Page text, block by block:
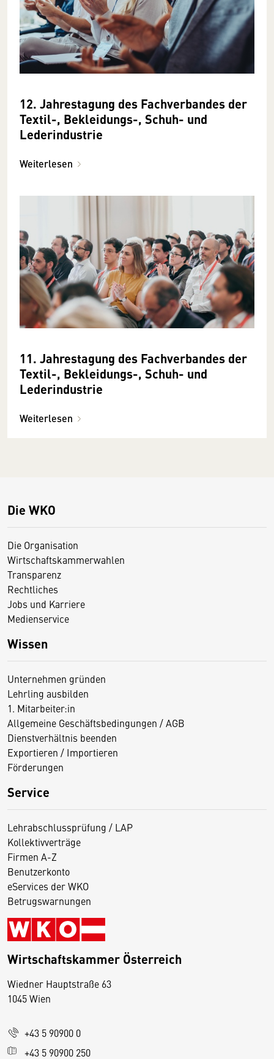
12. Jahrestagung des Fachverbandes der
Textil-, Bekleidungs-, Schuh- und
Lederindustrie
Weiterlesen
11. Jahrestagung des Fachverbandes der
Textil-, Bekleidungs-, Schuh- und
Lederindustrie
Weiterlesen
Die WKO
Die Organisation
Wirtschaftskammerwahlen
Transparenz
Rechtliches
Jobs und Karriere
Medienservice
Wissen
Unternehmen gründen
Lehrling ausbilden
1. Mitarbeiter:in
Allgemeine Geschäftsbedingungen / AGB
Dienstverhältnis beenden
Exportieren / Importieren
Förderungen
Service
Lehrabschlussprüfung / LAP
Kollektivverträge
Firmen A-Z
Benutzerkonto
eServices der WKO
Betrugswarnungen
Wirtschaftskammer Österreich
Wiedner Hauptstraße 63
1045 Wien
+43 5 90900 0
+43 5 90900 250
D
s
e